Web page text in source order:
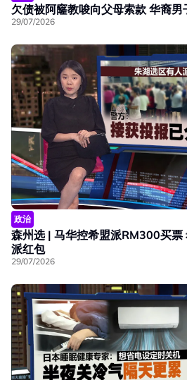
欠债被阿窿教唆向父母索款 华裔
29/07/2026
政治
森州选 | 马华控希盟派RM300买票
派红包
29/07/2026